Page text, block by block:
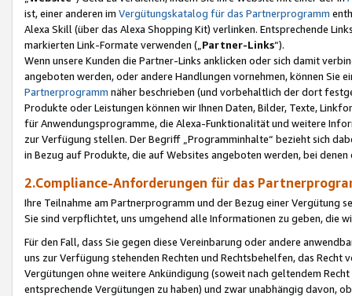
ist, einer anderen im Vergütungskatalog für das Partnerprogramm
Alexa Skill (über das Alexa Shopping Kit) verlinken. Entsprechende
markierten Link-Formate verwenden („ Partner-Links“).
Wenn unsere Kunden die Partner-Links anklicken oder sich damit
angeboten werden, oder andere Handlungen vornehmen, können Sie
Partnerprogramm näher beschrieben (und vorbehaltlich der dort
Produkte oder Leistungen können wir Ihnen Daten, Bilder, Texte,
für Anwendungsprogramme, die Alexa-Funktionalität und weitere
zur Verfügung stellen. Der Begriff „Programminhalte“ bezieht sich
in Bezug auf Produkte, die auf Websites angeboten werden, bei
2.Compliance-Anforderungen für das
Ihre Teilnahme am Partnerprogramm und der Bezug einer Vergütung
Sie sind verpflichtet, uns umgehend alle Informationen zu geben, die
Für den Fall, dass Sie gegen diese Vereinbarung oder andere
uns zur Verfügung stehenden Rechten und Rechtsbehelfen, das
Vergütungen ohne weitere Ankündigung (soweit nach geltendem
entsprechende Vergütungen zu haben) und zwar unabhängig davon,